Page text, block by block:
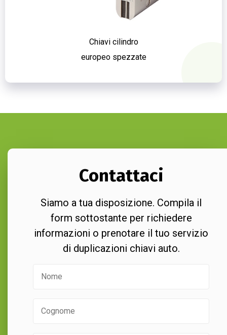
Chiavi cilindro
europeo spezzate
Contattaci
Siamo a tua disposizione. Compila il
form sottostante per richiedere
informazioni o prenotare il tuo servizio
di duplicazioni chiavi auto.